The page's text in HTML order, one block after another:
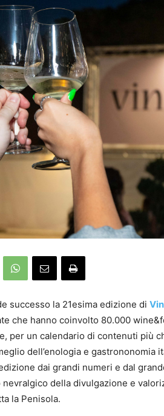
successo la 21esima edizione di
che hanno coinvolto 80.000
per un calendario di contenuti più
dell’enologia e gastrononomia
dai grandi numeri e dal
nevralgico della divulgazione e
la Penisola.